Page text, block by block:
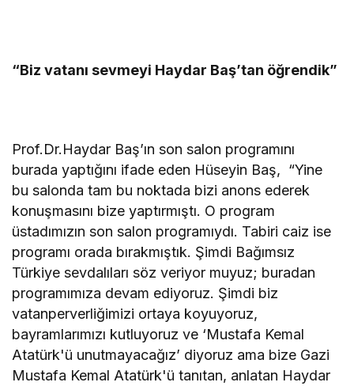
“Biz vatanı sevmeyi Haydar Baş’tan öğrendik”
Prof.Dr.Haydar Baş’ın son salon programını
burada yaptığını ifade eden Hüseyin Baş, “Yine
bu salonda tam bu noktada bizi anons ederek
konuşmasını bize yaptırmıştı. O program
üstadımızın son salon programıydı. Tabiri caiz ise
programı orada bırakmıştık. Şimdi Bağımsız
Türkiye sevdalıları söz veriyor muyuz; buradan
programımıza devam ediyoruz. Şimdi biz
vatanperverliğimizi ortaya koyuyoruz,
bayramlarımızı kutluyoruz ve ‘Mustafa Kemal
Atatürk'ü unutmayacağız’ diyoruz ama bize Gazi
Mustafa Kemal Atatürk'ü tanıtan, anlatan Haydar